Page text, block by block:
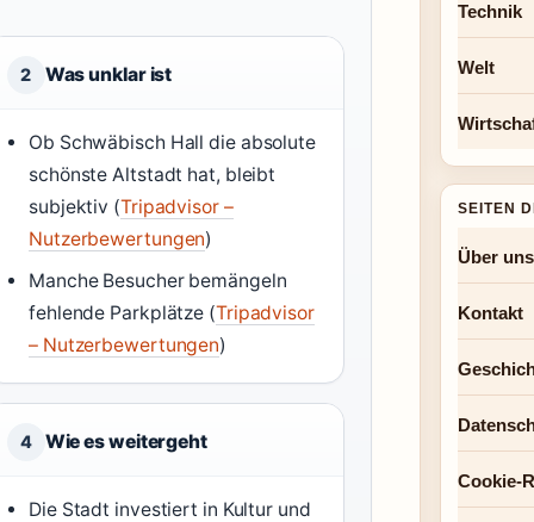
2 Was unklar ist
Ob Schwäbisch Hall die absolute
schönste Altstadt hat, bleibt
subjektiv (Tripadvisor –
Nutzerbewertungen)
Manche Besucher bemängeln
fehlende Parkplätze (Tripadvisor
– Nutzerbewertungen)
4 Wie es weitergeht
Die Stadt investiert in Kultur und
Technik
Welt
SEITEN
Über uns
Kontakt
Cookie-